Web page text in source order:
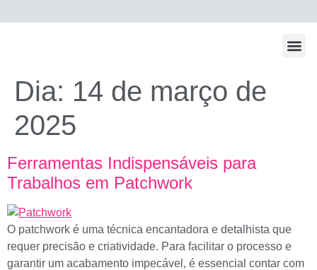
Dia: 14 de março de
2025
Ferramentas Indispensáveis para
Trabalhos em Patchwork
O patchwork é uma técnica encantadora e detalhista que
requer precisão e criatividade. Para facilitar o processo e
garantir um acabamento impecável, é essencial contar com